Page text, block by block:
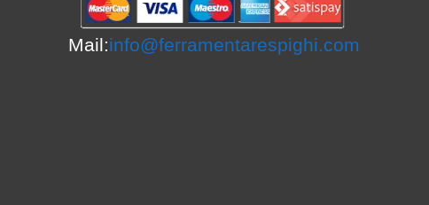
Mail:info@ferramentarespighi.com